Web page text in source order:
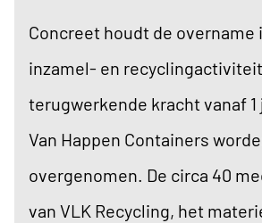
Concreet houdt de overname
inzamel- en
terugwerkende kracht vanaf
Van Happen Containers
overgenomen. De circa 40
van VLK Recycling, het